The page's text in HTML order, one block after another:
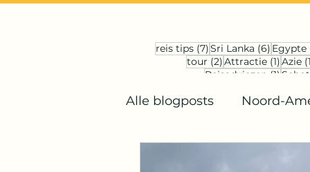
reis tips (7)7 posts
Sri Lanka (6) 6 posts
Egypte
tour (2)2 posts
Attractie (1)1 post
Azie
Reisadviezen (1)1 post
Alle blogposts Noord-